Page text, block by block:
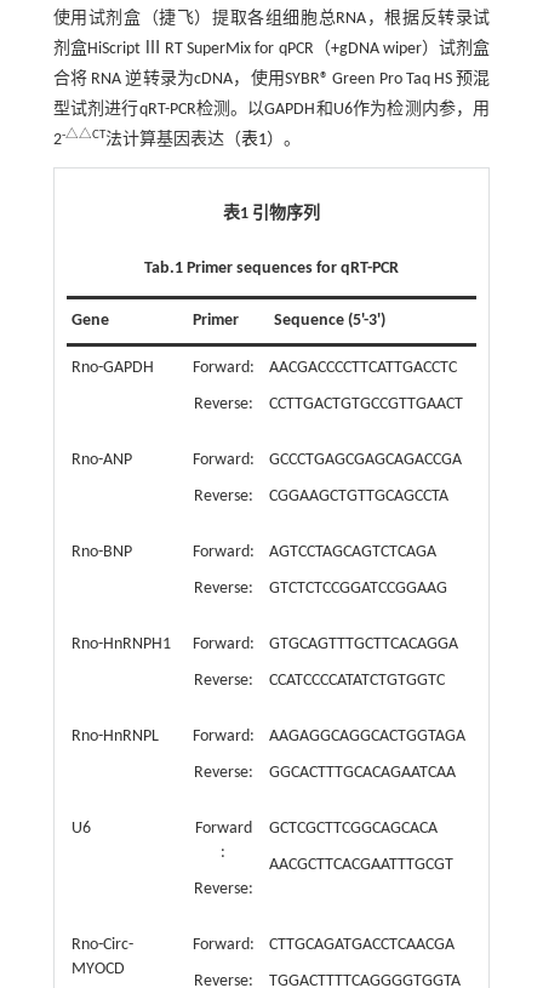
使用试剂盒（捷飞）提取各组细胞总RNA，根据反转录试
剂盒HiScript Ⅲ RT SuperMix for qPCR（+gDNA wiper）试剂盒
合将 RNA 逆转录为cDNA，使用SYBR® Green Pro Taq HS 预混
型试剂进行qRT-PCR检测。以GAPDH和U6作为检测内参，用
2-△△CT法计算基因表达（表1）。
表1 引物序列
Tab.1 Primer sequences for qRT-PCR
Gene Primer Sequence (5'-3')
Rno-GAPDH
Forward:
Reverse:
AACGACCCCTTCATTGACCTC
CCTTGACTGTGCCGTTGAACT
Rno-ANP
Forward:
Reverse:
GCCCTGAGCGAGCAGACCGA
CGGAAGCTGTTGCAGCCTA
Rno-BNP
Forward:
Reverse:
AGTCCTAGCAGTCTCAGA
GTCTCTCCGGATCCGGAAG
Rno-HnRNPH1
Forward:
Reverse:
GTGCAGTTTGCTTCACAGGA
CCATCCCCATATCTGTGGTC
Rno-HnRNPL
Forward:
Reverse:
AAGAGGCAGGCACTGGTAGA
GGCACTTTGCACAGAATCAA
U6
Forward
:
Reverse:
GCTCGCTTCGGCAGCACA
AACGCTTCACGAATTTGCGT
Rno-Circ-
MYOCD
Forward:
Reverse:
CTTGCAGATGACCTCAACGA
TGGACTTTTCAGGGGTGGTA